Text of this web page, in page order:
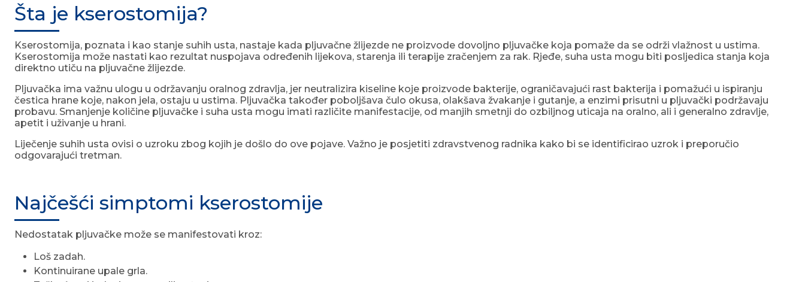
Šta je kserostomija?
Kserostomija, poznata i kao stanje suhih usta, nastaje kada pljuvačne žlijezde ne proizvode dovoljno pljuvačke koja pomaže da se održi vlažnost u ustima.
Kserostomija može nastati kao rezultat nuspojava određenih lijekova, starenja ili terapije zračenjem za rak. Rjeđe, suha usta mogu biti posljedica stanja koja
direktno utiču na pljuvačne žlijezde.
Pljuvačka ima važnu ulogu u održavanju oralnog zdravlja, jer neutralizira kiseline koje proizvode bakterije, ograničavajući rast bakterija i pomažući u ispiranju
čestica hrane koje, nakon jela, ostaju u ustima. Pljuvačka također poboljšava čulo okusa, olakšava žvakanje i gutanje, a enzimi prisutni u pljuvački podržavaju
probavu. Smanjenje količine pljuvačke i suha usta mogu imati različite manifestacije, od manjih smetnji do ozbiljnog uticaja na oralno, ali i generalno zdravlje,
apetit i uživanje u hrani.
Liječenje suhih usta ovisi o uzroku zbog kojih je došlo do ove pojave. Važno je posjetiti zdravstvenog radnika kako bi se identificirao uzrok i preporučio
odgovarajući tretman.
Najčešći simptomi kserostomije
Nedostatak pljuvačke može se manifestovati kroz:
Loš zadah.
Kontinuirane upale grla.